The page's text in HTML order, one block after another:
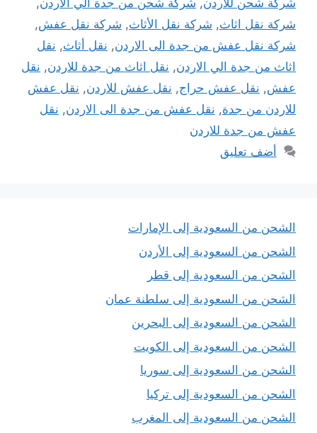
شركة شحن للاردن, شركة شحن من جدة الي الاردن,
شركة نقل اثاث, شركة نقل الأثاث, شركة نقل عفش,
شركة نقل عفش من جدة الى الاردن, نقل أثاث, نقل
اثاث من جدة الي الاردن, نقل اثاث من جدة للاردن, نقل
عفش, نقل عفش حراج, نقل عفش للاردن, نقل عفش
للاردن من جدة, نقل عفش من جدة الى الاردن, نقل
عفش من جدة للاردن
أضف تعليق
الشحن من السعودية إلى الإمارات
الشحن من السعودية إلى الأردن
الشحن من السعودية إلى قطر
الشحن من السعودية إلى سلطنة عمان
الشحن من السعودية إلى البحرين
الشحن من السعودية إلى الكويت
الشحن من السعودية إلى سوريا
الشحن من السعودية إلى تركيا
الشحن من السعودية إلى المغرب